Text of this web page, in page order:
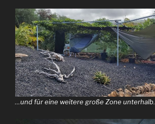
…und für eine weitere große Zone unterhalb.